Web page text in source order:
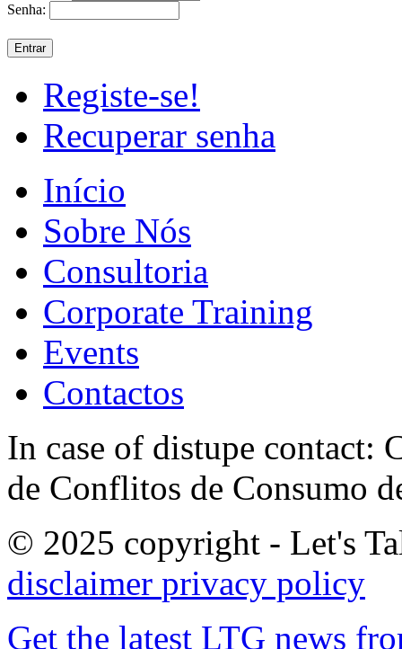
Senha:
Registe-se!
Recuperar senha
Início
Sobre Nós
Consultoria
Corporate Training
Events
Contactos
In case of distupe contact:
de Conflitos de Consumo
© 2025 copyright - Let's
disclaimer privacy policy
Get the latest LTG news